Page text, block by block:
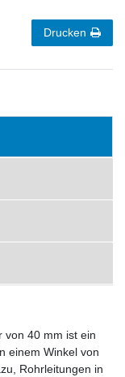
Drucken
von 40 mm ist ein
einem Winkel von
Rohrleitungen in